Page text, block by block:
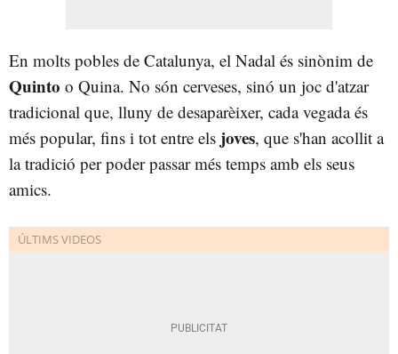
En molts pobles de Catalunya, el Nadal és sinònim de
Quinto o Quina. No són cerveses, sinó un joc d'atzar
tradicional que, lluny de desaparèixer, cada vegada és
més popular, fins i tot entre els joves, que s'han acollit a
la tradició per poder passar més temps amb els seus
amics.